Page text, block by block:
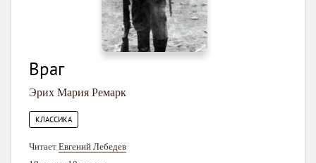
Враг
Эрих Мария Ремарк
КЛАССИКА
Читает Евгений Лебедев